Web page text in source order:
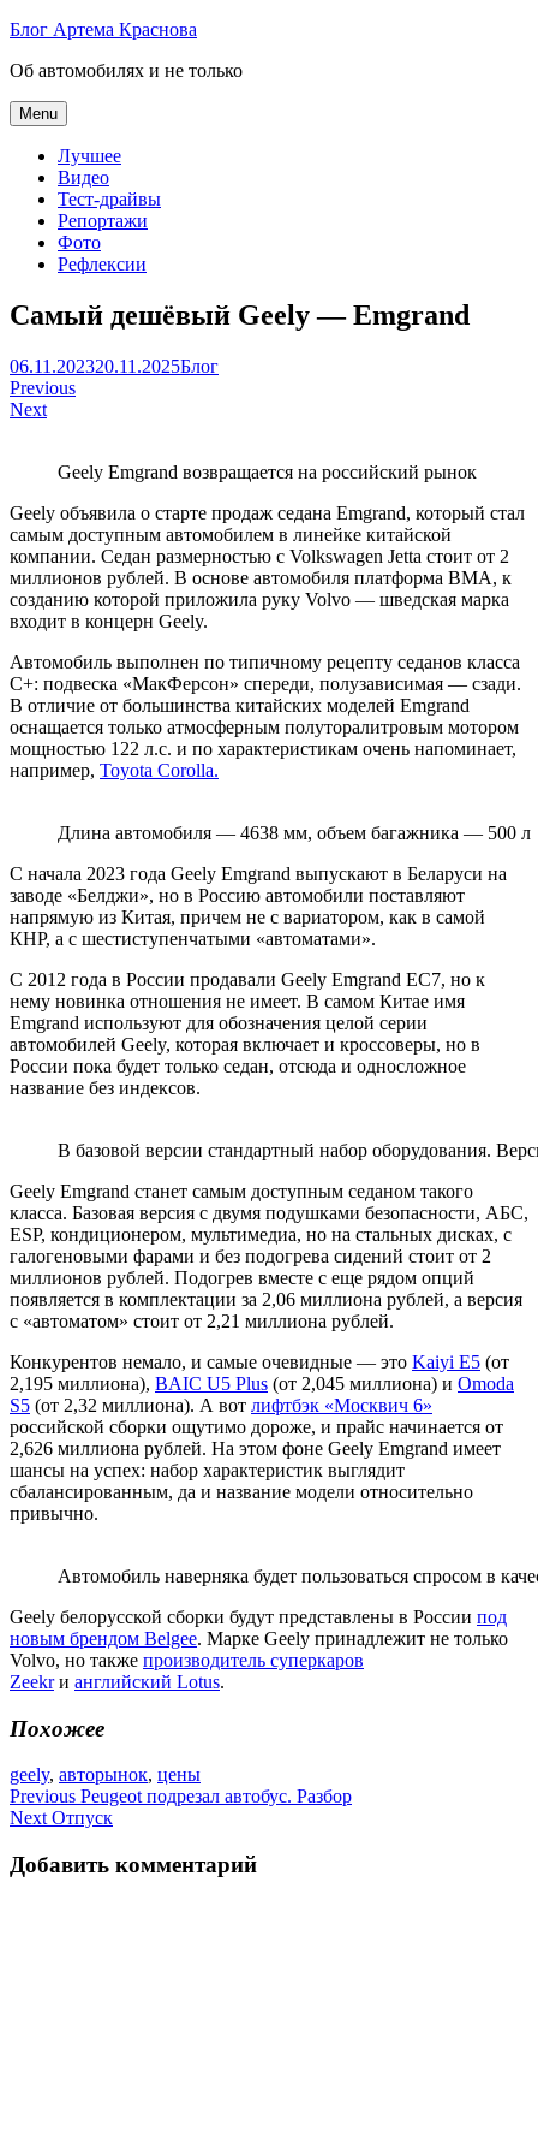
Skip
content
Блог Артема Краснова
Об автомобилях и не только
Menu
Лучшее
Видео
Тест-драйвы
Репортажи
Фото
Рефлексии
Самый дешёвый Geely — Emgrand
Артем
Краснов
06.11.202320.11.2025Блог
Навигация
по
Previous
Next
Geely Emgrand возвращается на российский рынок
Geely объявила о старте продаж седана Emgrand, который стал
самым доступным автомобилем в линейке китайской
компании. Седан размерностью с Volkswagen Jetta стоит от 2
миллионов рублей. В основе автомобиля платформа BMA, к
созданию которой приложила руку Volvo — шведская марка
входит в концерн Geely.
Автомобиль выполнен по типичному рецепту седанов класса
С+: подвеска «МакФерсон» спереди, полузависимая — сзади.
В отличие от большинства китайских моделей Emgrand
оснащается только атмосферным полуторалитровым мотором
мощностью 122 л.с. и по характеристикам очень напоминает,
например, Toyota Corolla.
Длина автомобиля — 4638 мм, объем багажника — 500 л
С начала 2023 года Geely Emgrand выпускают в Беларуси на
заводе «Белджи», но в Россию автомобили поставляют
напрямую из Китая, причем не с вариатором, как в самой
КНР, а с шестиступенчатыми «автоматами».
С 2012 года в России продавали Geely Emgrand EC7, но к
нему новинка отношения не имеет. В самом Китае имя
Emgrand используют для обозначения целой серии
автомобилей Geely, которая включает и кроссоверы, но в
России пока будет только седан, отсюда и односложное
название без индексов.
В базовой версии стандартный набор оборудования.
Geely Emgrand станет самым доступным седаном такого
класса. Базовая версия с двумя подушками безопасности, АБС,
ESP, кондиционером, мультимедиа, но на стальных дисках, с
галогеновыми фарами и без подогрева сидений стоит от 2
миллионов рублей. Подогрев вместе с еще рядом опций
появляется в комплектации за 2,06 миллиона рублей, а версия
с «автоматом» стоит от 2,21 миллиона рублей.
Конкурентов немало, и самые очевидные — это Kaiyi E5 (от
2,195 миллиона), BAIC U5 Plus (от 2,045 миллиона) и Omoda
S5 (от 2,32 миллиона). А вот лифтбэк «Москвич 6»
российской сборки ощутимо дороже, и прайс начинается от
2,626 миллиона рублей. На этом фоне Geely Emgrand имеет
шансы на успех: набор характеристик выглядит
сбалансированным, да и название модели относительно
привычно.
Автомобиль наверняка будет пользоваться спросом в
Geely белорусской сборки будут представлены в России под
новым брендом Belgee. Марке Geely принадлежит не только
Volvo, но также производитель суперкаров
Zeekrи английский Lotus.
Похожее
geely, авторынок, цены
Навигация
по
записям
Previous Peugeot подрезал автобус. Разбор
Next Отпуск
Добавить комментарий